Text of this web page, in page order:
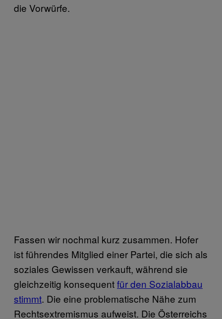
die Vorwürfe.
Fassen wir nochmal kurz zusammen. Hofer
ist führendes Mitglied einer Partei, die sich als
soziales Gewissen verkauft, während sie
gleichzeitig konsequentfür den Sozialabbau
stimmt. Die eine problematische Nähe zum
Rechtsextremismus aufweist. Die Österreichs